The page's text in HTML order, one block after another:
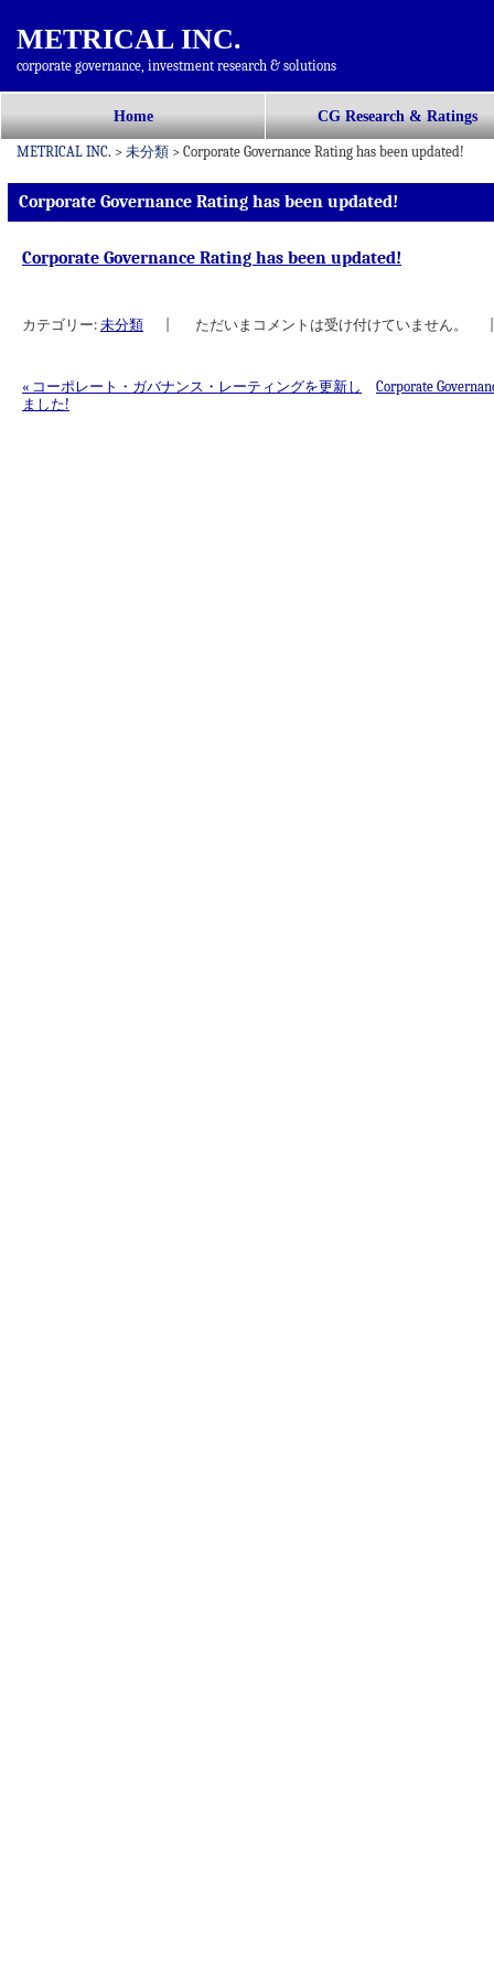
METRICAL INC.
corporate governance, investment research & solutions
メインメニュー
ン
ン
ツ
へ
Home CG Research & Ratings
METRICAL INC. > 未分類 > Corporate Governance Rating has been updated!
Corporate Governance Rating has been updated!
Corporate Governance Rating has been updated!
カテゴリー: 未分類 ただいまコメントは受け付けていません。
投稿ナビゲーション
« コーポレート・ガバナンス・レーティングを更新し
ました!
Corporate